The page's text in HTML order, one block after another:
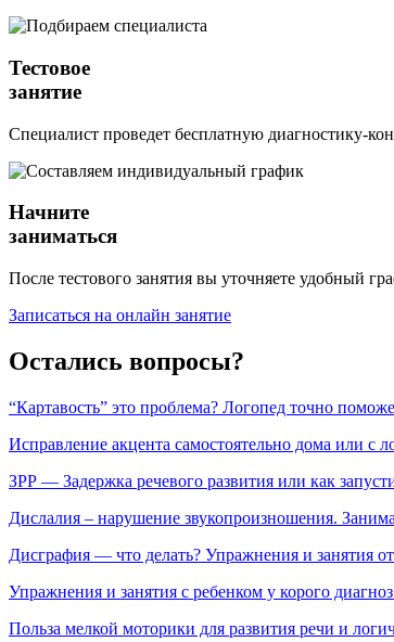
Тестовое
занятие
Специалист проведет бесплатную диагностику-
Начните
заниматься
После тестового занятия вы уточняете удобный
Записаться на онлайн занятие
Остались вопросы?
“Картавость” это проблема? Логопед точно
Исправление акцента самостоятельно дома или с
ЗРР — Задержка речевого развития или как
Дислалия – нарушение звукопроизношения.
Дисграфия — что делать? Упражнения и занятия
Упражнения и занятия с ребенком у корого
Польза мелкой моторики для развития речи и